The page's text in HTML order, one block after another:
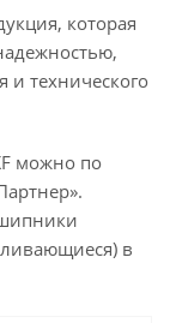
которая
и технического
можно по
в